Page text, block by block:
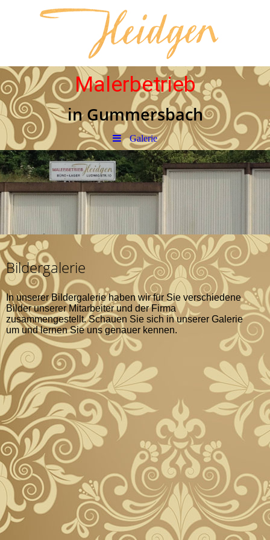
Malerbetrieb
in Gummersbach
Galerie
Bildergalerie
In unserer Bildergalerie haben wir für Sie verschiedene
Bilder unserer Mitarbeiter und der Firma
zusammengestellt. Schauen Sie sich in unserer Galerie
um und lernen Sie uns genauer kennen.